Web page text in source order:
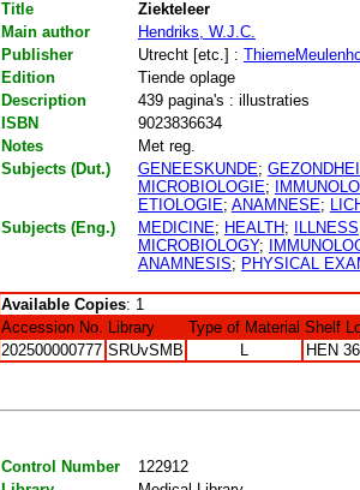
Title
Ziekteleer
Main author
Hendriks, W.J.C.
Publisher
Utrecht [etc.] :
Edition
Tiende oplage
Description
439 pagina's : illustraties
ISBN
9023836634
Notes
Met reg.
Subjects (Dut.)
GENEESKUNDE;
MICROBIOLOGIE;
ETIOLOGIE; ANAMNESE;
Subjects (Eng.)
MEDICINE; HEALTH; ILLNESS
MICROBIOLOGY;
ANAMNESIS; PHYSICAL
Available Copies: 1
Accession No. Library Type of Material Shelf
202500000777 SRUvSMB L HEN
Control Number
122912